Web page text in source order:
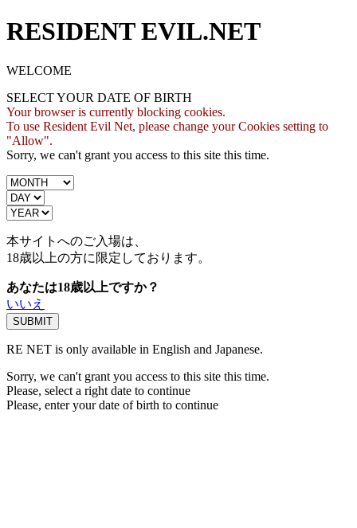
RESIDENT EVIL.NET
WELCOME
SELECT YOUR DATE OF BIRTH
Your browser is currently blocking cookies.
To use Resident Evil Net, please change your Cookies setting to
"Allow".
Sorry, we can't grant you access to this site this time.
本サイトへのご入場は、
18歳以上の方に限定しております。
あなたは18歳以上ですか？
いいえ
RE NET is only available in English and Japanese.
Sorry, we can't grant you access to this site this time.
Please, select a right date to continue
Please, enter your date of birth to continue